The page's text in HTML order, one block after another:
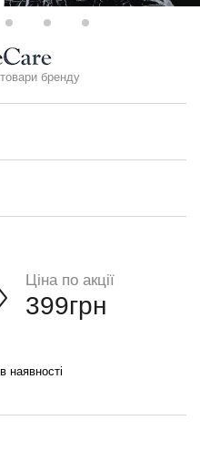
товари бренду
Ціна по акції
399грн
наявності